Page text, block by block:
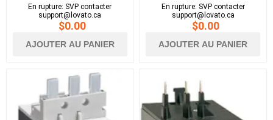
En rupture: SVP contacter
support@lovato.ca
$0.00
AJOUTER AU PANIER
En rupture: SVP contacter
support@lovato.ca
$0.00
AJOUTER AU PANIER